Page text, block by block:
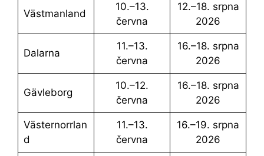
Västmanland
10.–13.
června
12.–18. srpna
2026
Dalarna
11.–13.
června
16.–18. srpna
2026
Gävleborg
10.–12.
června
16.–18. srpna
2026
Västernorrlan
d
11.–13.
června
16.–19. srpna
2026